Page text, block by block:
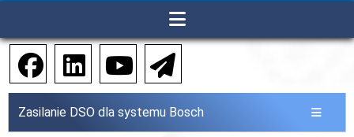
Zasilanie DSO dla systemu Bosch